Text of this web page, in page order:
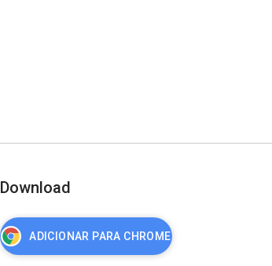
Download
ADICIONAR PARA CHROME